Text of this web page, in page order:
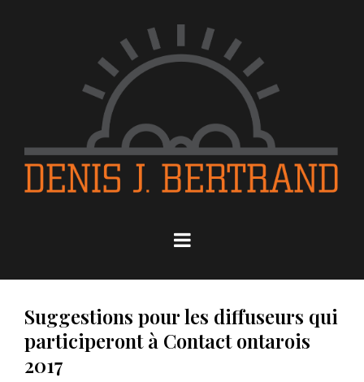
Suggestions pour les diffuseurs qui
participeront à Contact ontarois
2017